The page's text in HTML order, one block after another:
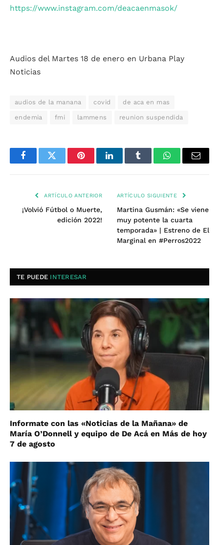
https://www.instagram.com/deacaenmasok/
Audios del Martes 18 de enero en Urbana Play
Noticias
audios de la manana covid de aca en mas
endemia fmi lammens reunion suspendida
FacebookTwitter PinterestLinkedInTumblr WhatsAppEmail
ARTÍCULO ANTERIOR
¡Volvió Fútbol o Muerte,
edición 2022!
ARTÍCULO SIGUIENTE
Martina Gusmán: «Se viene
muy potente la cuarta
temporada» | Estreno de El
Marginal en #Perros2022
TE PUEDE INTERESAR
Informate con las «Noticias de la Mañana» de
María O’Donnell y equipo de De Acá en Más de hoy
7 de agosto